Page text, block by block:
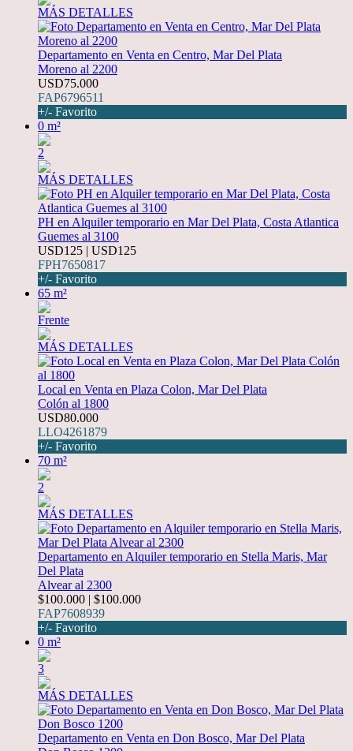
MÁS DETALLES
Departamento en Venta en Centro, Mar Del Plata
Moreno al 2200
USD75.000
FAP6796511
+/- Favorito
0 m²
2
MÁS DETALLES
PH en Alquiler temporario en Mar Del Plata, Costa Atlantica
Guemes al 3100
USD125 | USD125
FPH7650817
+/- Favorito
65 m²
Frente
MÁS DETALLES
Local en Venta en Plaza Colon, Mar Del Plata
Colón al 1800
USD80.000
LLO4261879
+/- Favorito
70 m²
2
MÁS DETALLES
Departamento en Alquiler temporario en Stella Maris, Mar
Del Plata
Alvear al 2300
$100.000 | $100.000
FAP7608939
+/- Favorito
0 m²
3
MÁS DETALLES
Departamento en Venta en Don Bosco, Mar Del Plata